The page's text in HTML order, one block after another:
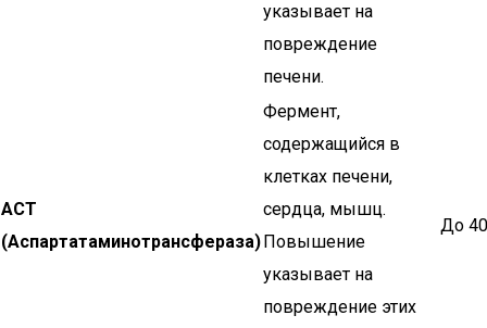
указывает на
повреждение
печени.
АСТ
(Аспартатаминотрансфераза)
Фермент,
содержащийся в
клетках печени,
сердца, мышц.
Повышение
указывает на
повреждение этих
До